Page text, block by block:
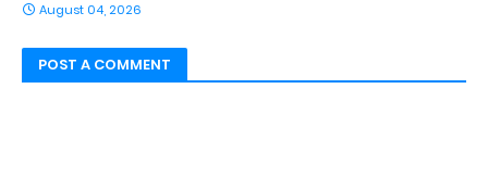
August 04, 2026
POST A COMMENT